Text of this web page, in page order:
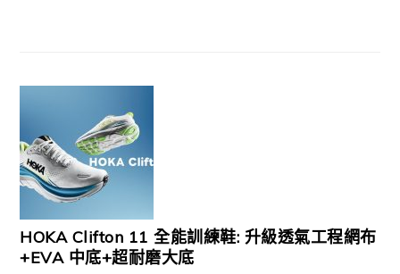
HOKA Clifton 11 全能訓練鞋: 升級透氣工程網布
+EVA 中底+超耐磨大底